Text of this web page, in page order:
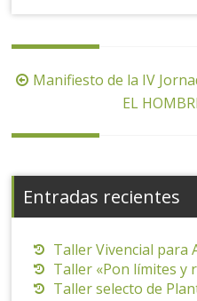
Navegación
la
Manifiesto de la IV
EL
Entradas recientes
Taller Vivencial para
Taller «Pon límites y
Taller selecto de